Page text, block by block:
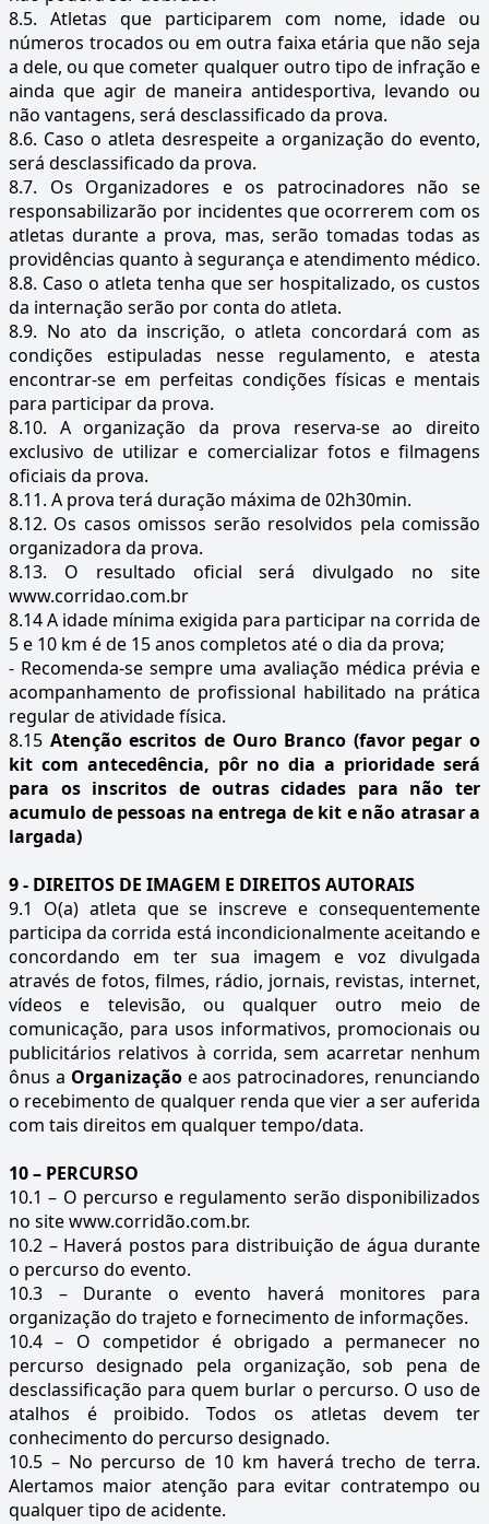
8.5. Atletas que participarem com nome, idade ou
números trocados ou em outra faixa etária que não seja
a dele, ou que cometer qualquer outro tipo de infração e
ainda que agir de maneira antidesportiva, levando ou
não vantagens, será desclassificado da prova.
8.6. Caso o atleta desrespeite a organização do evento,
será desclassificado da prova.
8.7. Os Organizadores e os patrocinadores não se
responsabilizarão por incidentes que ocorrerem com os
atletas durante a prova, mas, serão tomadas todas as
providências quanto à segurança e atendimento médico.
8.8. Caso o atleta tenha que ser hospitalizado, os custos
da internação serão por conta do atleta.
8.9. No ato da inscrição, o atleta concordará com as
condições estipuladas nesse regulamento, e atesta
encontrar-se em perfeitas condições físicas e mentais
para participar da prova.
8.10. A organização da prova reserva-se ao direito
exclusivo de utilizar e comercializar fotos e filmagens
oficiais da prova.
8.11. A prova terá duração máxima de 02h30min.
8.12. Os casos omissos serão resolvidos pela comissão
organizadora da prova.
8.13. O resultado oficial será divulgado no site
www.corridao.com.br
8.14 A idade mínima exigida para participar na corrida de
5 e 10 km é de 15 anos completos até o dia da prova;
- Recomenda-se sempre uma avaliação médica prévia e
acompanhamento de profissional habilitado na prática
regular de atividade física.
8.15 Atenção escritos de Ouro Branco (favor pegar o
kit com antecedência, pôr no dia a prioridade será
para os inscritos de outras cidades para não ter
acumulo de pessoas na entrega de kit e não atrasar a
largada)
9 - DIREITOS DE IMAGEM E DIREITOS AUTORAIS
9.1 O(a) atleta que se inscreve e consequentemente
participa da corrida está incondicionalmente aceitando e
concordando em ter sua imagem e voz divulgada
através de fotos, filmes, rádio, jornais, revistas, internet,
vídeos e televisão, ou qualquer outro meio de
comunicação, para usos informativos, promocionais ou
publicitários relativos à corrida, sem acarretar nenhum
ônus a Organizaçãoe aos patrocinadores, renunciando
o recebimento de qualquer renda que vier a ser auferida
com tais direitos em qualquer tempo/data.
10 – PERCURSO
10.1 – O percurso e regulamento serão disponibilizados
no site www.corridão.com.br.
10.2 – Haverá postos para distribuição de água durante
o percurso do evento.
10.3 – Durante o evento haverá monitores para
organização do trajeto e fornecimento de informações.
10.4 – O competidor é obrigado a permanecer no
percurso designado pela organização, sob pena de
desclassificação para quem burlar o percurso. O uso de
atalhos é proibido. Todos os atletas devem ter
conhecimento do percurso designado.
10.5 – No percurso de 10 km haverá trecho de terra.
Alertamos maior atenção para evitar contratempo ou
qualquer tipo de acidente.